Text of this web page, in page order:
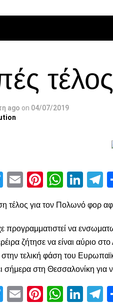
ago on 04/07/2019
Twitter
EmailPinterest
τέλος για τον Πολωνό φορ
προγραμματιστεί να
ζήτησε να είναι αύριο
στην τελική φάση του
σήμερα στη Θεσσαλονίκη
Twitter
EmailPinterest